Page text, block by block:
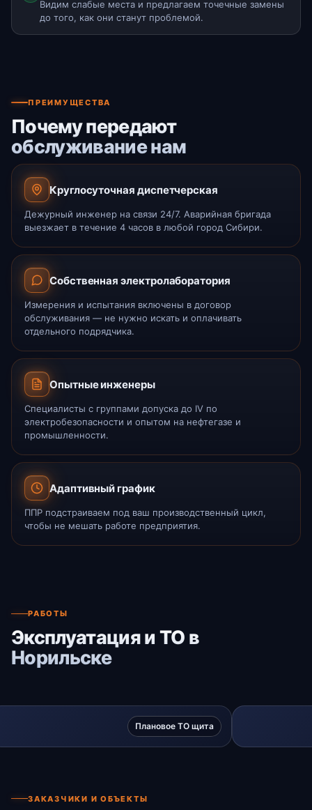
Видим слабые места и предлагаем точечные замены
до того, как они станут проблемой.
ПРЕИМУЩЕСТВА
Почему передают
обслуживание нам
Круглосуточная диспетчерская
Дежурный инженер на связи 24/7. Аварийная бригада
выезжает в течение 4 часов в любой город Сибири.
Собственная электролаборатория
Измерения и испытания включены в договор
обслуживания — не нужно искать и оплачивать
отдельного подрядчика.
Опытные инженеры
Специалисты с группами допуска до IV по
электробезопасности и опытом на нефтегазе и
промышленности.
Адаптивный график
ППР подстраиваем под ваш производственный цикл,
чтобы не мешать работе предприятия.
РАБОТЫ
Эксплуатация и ТО в
Норильске
Плановое ТО щита
ЗАКАЗЧИКИ И ОБЪЕКТЫ